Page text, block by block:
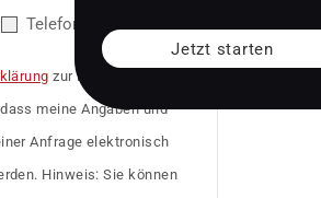
Telefon
zur Kenntnis
meine Angaben und
Anfrage elektronisch
Hinweis: Sie können
Jetzt starten